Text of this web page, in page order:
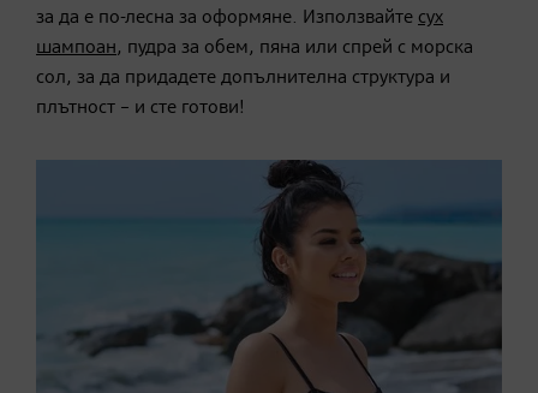
за да е по-лесна за оформяне. Използвайте сух
шампоан, пудра за обем, пяна или спрей с морска
сол, за да придадете допълнителна структура и
плътност – и сте готови!